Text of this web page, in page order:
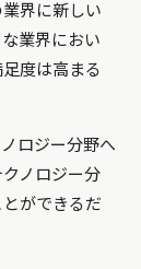
界に新しい
業界におい
度は高まる
ロジー分野へ
ノロジー分
ができるだ